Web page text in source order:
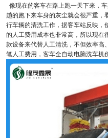
像现在的客车在路上跑一天下来，
趟的跑下来车身的灰尘就会很严重
行车辆的清洗工作，据客车站反映，
的人工费用成本也非常高，所以现在
款设备来代替人工清洗，不但效率
笔人工费用，客车全自动电脑洗车机